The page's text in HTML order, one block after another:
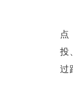
点
投
过